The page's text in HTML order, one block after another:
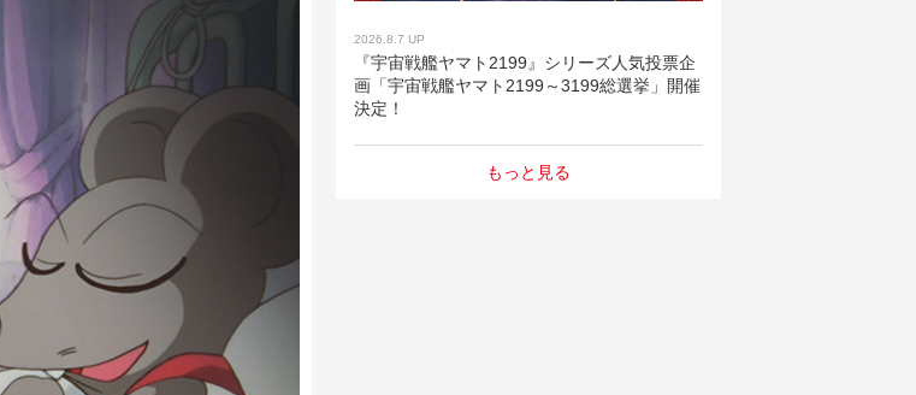
2026.8.7 UP
『宇宙戦艦ヤマト2199』シリーズ人気投票企
画「宇宙戦艦ヤマト2199～3199総選挙」開催
決定！
もっと見る